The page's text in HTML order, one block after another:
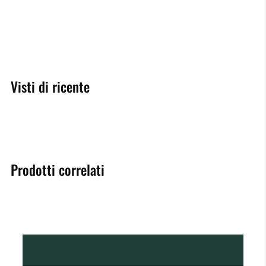
Visti di ricente
Prodotti correlati